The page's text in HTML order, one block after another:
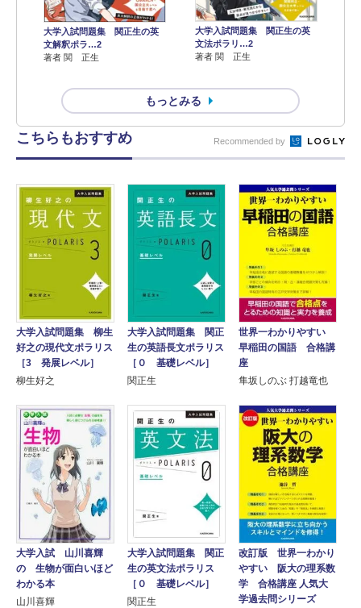
大学入試問題集 関正生の英
文解釈ポラ…2
著者 関 正生
大学入試問題集 関正生の英
文法ポラリ…2
著者 関 正生
もっとみる
こちらもおすすめ Recommended by
大学入試問題集 柳生
好之の現代文ポラリス
［3 発展レベル］
柳生好之
大学入試問題集 関正
生の英語長文ポラリス
［０ 基礎レベル］
関正生
世界一わかりやすい
早稲田の国語 合格講
座
隼坂しのぶ 打越竜也
大学入試 山川喜輝
の 生物が面白いほど
わかる本
山川喜輝
大学入試問題集 関正
生の英文法ポラリス
［０ 基礎レベル］
関正生
改訂版 世界一わかり
やすい 阪大の理系数
学 合格講座 人気大
学過去問シリーズ